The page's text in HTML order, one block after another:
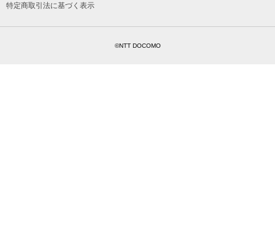
特定商取引法に基づく表示
©NTT DOCOMO